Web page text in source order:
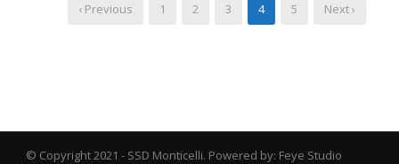
‹ Previous 1 2 3 4 5 Next ›
© Copyright 2021 - SSD Monticelli. Powered by: Feye Studio